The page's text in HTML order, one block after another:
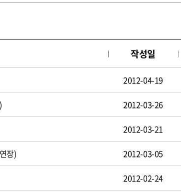
작성일
2012-04-19
2012-03-26
2012-03-21
장) 2012-03-05
2012-02-24